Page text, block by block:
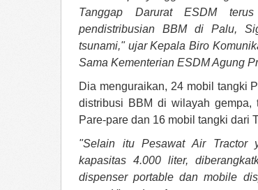
Tanggap Darurat ESDM
pendistribusian BBM di Palu,
tsunami," ujar Kepala Biro
Sama Kementerian ESDM Agung
Dia menguraikan, 24 mobil tangki
distribusi BBM di wilayah
Pare-pare dan 16 mobil tangki dari
"Selain itu Pesawat Air Tractor
kapasitas 4.000 liter,
dispenser portable dan mobile